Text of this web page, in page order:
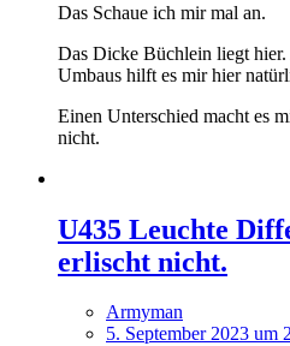
Das Schaue ich mir mal an.
Das Dicke Büchlein liegt
Umbaus hilft es mir hier
Einen Unterschied macht es
nicht.
U435 Leuchte
erlischt nicht.
Armyman
5. September 2023 um